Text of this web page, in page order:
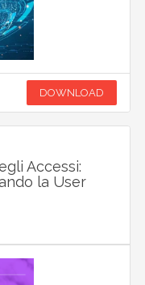
DOWNLOAD
Accessi:
la User